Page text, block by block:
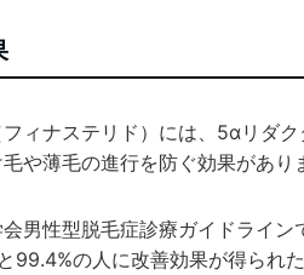
ィナステリド）には、5αリダ
や薄毛の進行を防ぐ効果があり
男性型脱毛症診療ガイドライ
99.4%の人に改善効果が得られた